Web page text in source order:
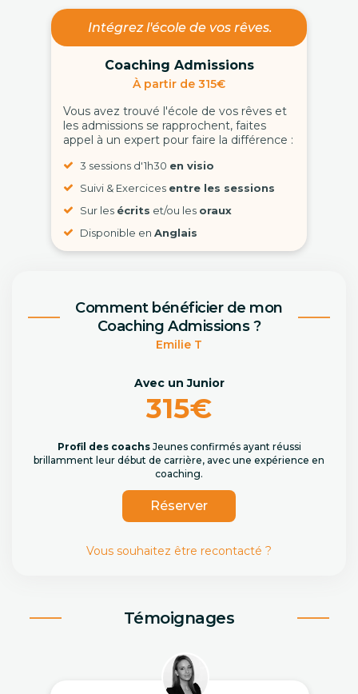
Intégrez l'école de vos rêves.
Coaching Admissions
À partir de 315€
Vous avez trouvé l'école de vos rêves et
les admissions se rapprochent, faites
appel à un expert pour faire la différence :
3 sessions d'1h30 en visio
Suivi & Exercices entre les sessions
Sur les écrits et/ou les oraux
Disponible en Anglais
Comment bénéficier de mon
Coaching Admissions ?
Emilie T
Avec un Junior
315€
Profil des coachs Jeunes confirmés ayant réussi
brillamment leur début de carrière, avec une expérience en
coaching.
Réserver
Vous souhaitez être recontacté ?
Témoignages